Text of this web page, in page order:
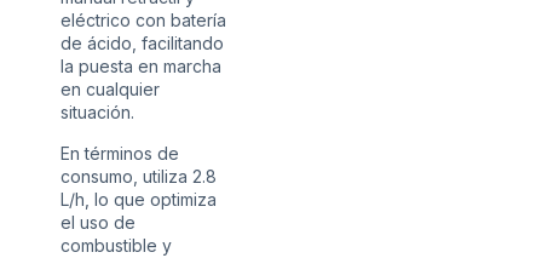
eléctrico con batería
de ácido, facilitando
la puesta en marcha
en cualquier
situación.
En términos de
consumo, utiliza 2.8
L/h, lo que optimiza
el uso de
combustible y